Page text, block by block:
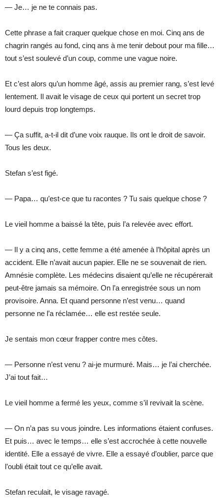
— Je… je ne te connais pas.
Cette phrase a fait craquer quelque chose en moi. Cinq ans de
chagrin rangés au fond, cinq ans à me tenir debout pour ma fille…
tout s’est soulevé d’un coup, comme une vague noire.
Et c’est alors qu’un homme âgé, assis au premier rang, s’est levé
lentement. Il avait le visage de ceux qui portent un secret trop
lourd depuis trop longtemps.
— Ça suffit, a-t-il dit d’une voix rauque. Ils ont le droit de savoir.
Tous les deux.
Stefan s’est figé.
— Papa… qu’est-ce que tu racontes ? Tu sais quelque chose ?
Le vieil homme a baissé la tête, puis l’a relevée avec effort.
— Il y a cinq ans, cette femme a été amenée à l’hôpital après un
accident. Elle n’avait aucun papier. Elle ne se souvenait de rien.
Amnésie complète. Les médecins disaient qu’elle ne récupérerait
peut-être jamais sa mémoire. On l’a enregistrée sous un nom
provisoire. Anna. Et quand personne n’est venu… quand
personne ne l’a réclamée… elle est restée seule.
Je sentais mon cœur frapper contre mes côtes.
— Personne n’est venu ? ai-je murmuré. Mais… je l’ai cherchée.
J’ai tout fait…
Le vieil homme a fermé les yeux, comme s’il revivait la scène.
— On n’a pas su vous joindre. Les informations étaient confuses.
Et puis… avec le temps… elle s’est accrochée à cette nouvelle
identité. Elle a essayé de vivre. Elle a essayé d’oublier, parce que
l’oubli était tout ce qu’elle avait.
Stefan reculait, le visage ravagé.